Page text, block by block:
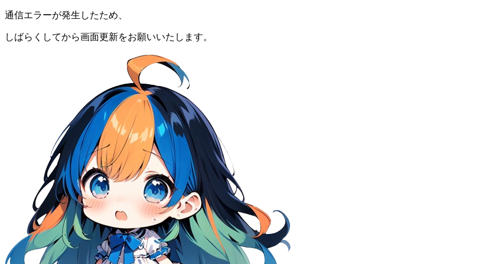
通信エラーが発生したため、
しばらくしてから画面更新をお願いいたします。